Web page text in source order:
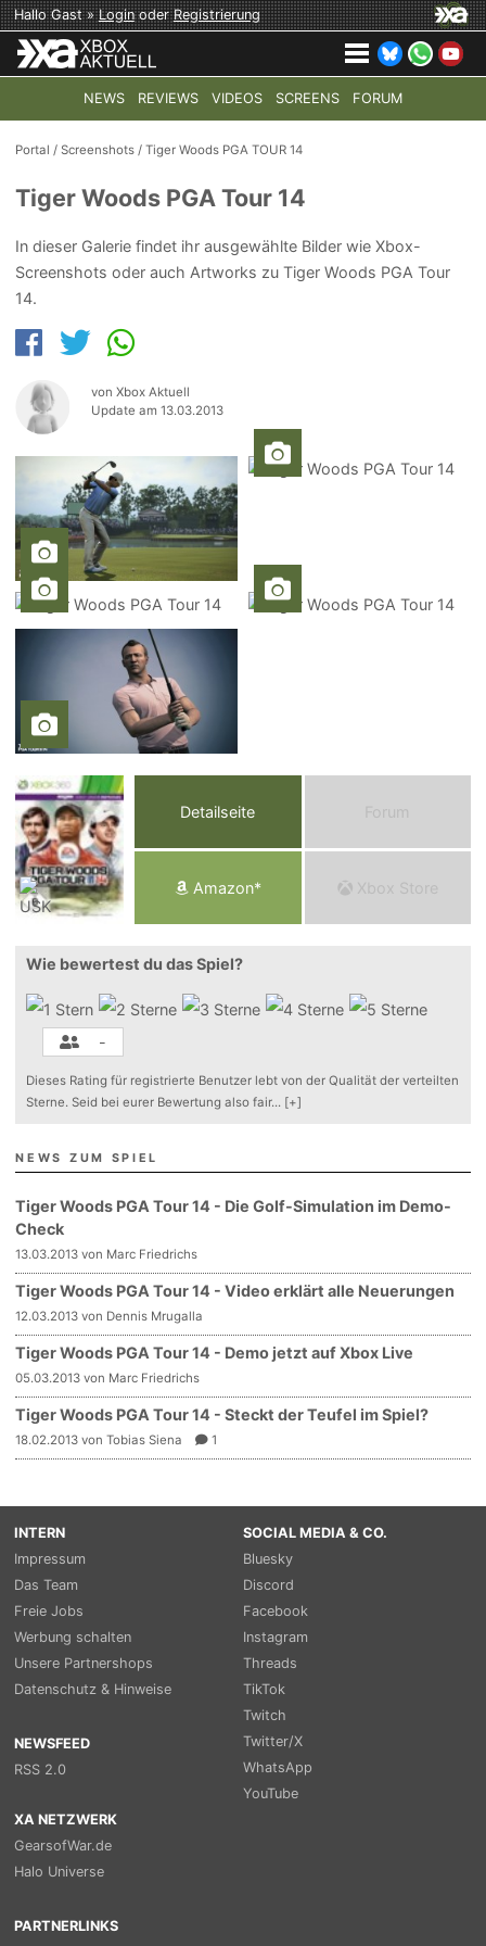
Hallo Gast »LoginoderRegistrierung
NEWS REVIEWS VIDEOS SCREENS FORUM
TOP-THEMEN: COD: MODERN WARFARE 4 HALO:
Portal /Screenshots /Tiger Woods PGA TOUR 14
Tiger Woods PGA Tour 14
In dieser Galerie findet ihr ausgewählte Bilder wie Xbox-
Screenshots oder auch Artworks zu Tiger Woods PGA Tour
14.
von Xbox Aktuell
Update am 13.03.2013
Detailseite Forum
Amazon* Xbox Store
Wie bewertest du das Spiel?
-
Dieses Rating für registrierte Benutzer lebt von der Qualität der verteilten
Sterne. Seid bei eurer Bewertung also fair... [+]
NEWS ZUM SPIEL
Tiger Woods PGA Tour 14 - Die Golf-Simulation im Demo-
Check
13.03.2013 von Marc Friedrichs
Tiger Woods PGA Tour 14 - Video erklärt alle Neuerungen
12.03.2013 von Dennis Mrugalla
Tiger Woods PGA Tour 14 - Demo jetzt auf Xbox Live
05.03.2013 von Marc Friedrichs
Tiger Woods PGA Tour 14 - Steckt der Teufel im Spiel?
18.02.2013 von Tobias Siena 1
INTERN
Impressum
Das Team
Freie Jobs
Werbung schalten
Unsere Partnershops
Datenschutz & Hinweise
NEWSFEED
RSS 2.0
SOCIAL MEDIA & CO.
Bluesky
Discord
Facebook
Instagram
Threads
TikTok
Twitch
Twitter/X
WhatsApp
YouTube
XA NETZWERK
GearsofWar.de
Halo Universe
PARTNERLINKS